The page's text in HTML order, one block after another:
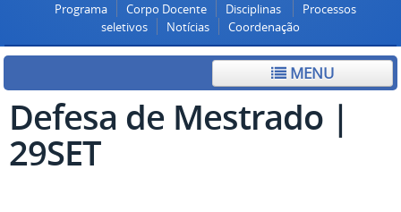
Programa Corpo Docente Disciplinas
Processos
seletivos
Notícias Coordenação
MENU
Defesa de Mestrado |
29SET